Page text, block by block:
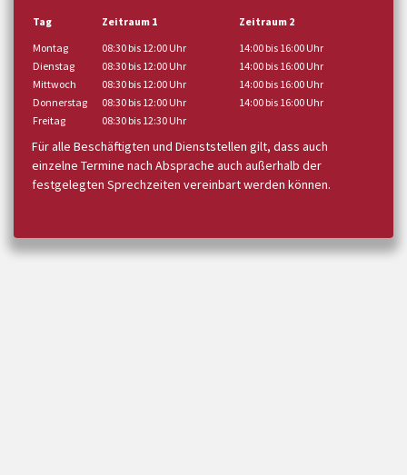
Tag Zeitraum 1
Zeitraum 2
Montag
08:30 bis 12:00 Uhr
14:00 bis 16:00 Uhr
Dienstag
08:30 bis 12:00 Uhr
14:00 bis 16:00 Uhr
Mittwoch
08:30 bis 12:00 Uhr
14:00 bis 16:00 Uhr
Donnerstag
08:30 bis 12:00 Uhr
14:00 bis 16:00 Uhr
Freitag
08:30 bis 12:30 Uhr
Für alle Beschäftigten und Dienststellen gilt, dass auch
einzelne Termine nach Absprache auch außerhalb der
festgelegten Sprechzeiten vereinbart werden können.